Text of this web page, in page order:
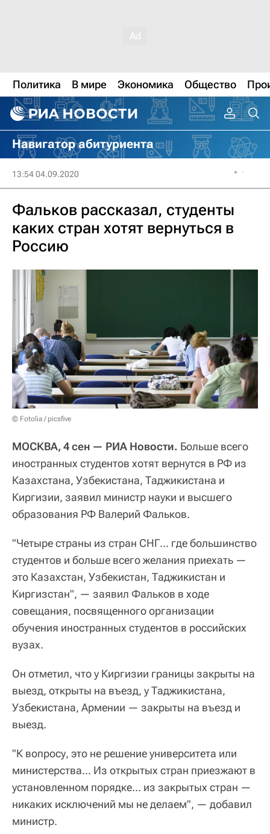
Политика В мире Экономика Общество
Навигатор абитуриента
13:54 04.09.2020
Фальков рассказал, студенты
каких стран хотят вернуться в
Россию
© Fotolia / picsfive
МОСКВА, 4 сен — РИА Новости. Больше всего
иностранных студентов хотят вернутся в РФ из
Казахстана, Узбекистана, Таджикистана и
Киргизии, заявил министр науки и высшего
образования РФ Валерий Фальков.
"Четыре страны из стран СНГ... где большинство
студентов и больше всего желания приехать —
это Казахстан, Узбекистан, Таджикистан и
Киргизстан", — заявил Фальков в ходе
совещания, посвященного организации
обучения иностранных студентов в российских
вузах.
Он отметил, что у Киргизии границы закрыты на
выезд, открыты на въезд, у Таджикистана,
Узбекистана, Армении — закрыты на въезд и
выезд.
"К вопросу, это не решение университета или
министерства... Из открытых стран приезжают в
установленном порядке... из закрытых стран —
никаких исключений мы не делаем", — добавил
министр.